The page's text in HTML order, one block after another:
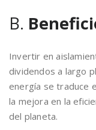
B.
Invertir en
dividendos a largo
energía se traduce
la mejora en la
del planeta.